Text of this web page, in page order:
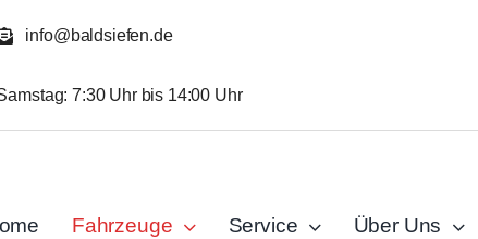
info@baldsiefen.de
7:30 Uhr bis 14:00 Uhr
Fahrzeuge Service Über Uns